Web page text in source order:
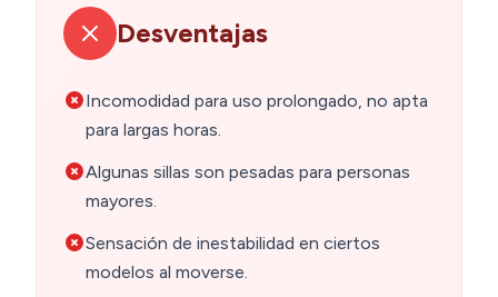
Desventajas
Incomodidad para uso prolongado, no apta
para largas horas.
Algunas sillas son pesadas para personas
mayores.
Sensación de inestabilidad en ciertos
modelos al moverse.